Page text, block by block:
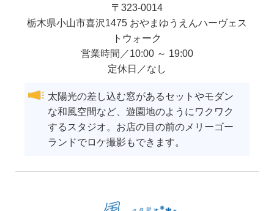
〒 323-0014
栃木県小山市喜沢1475 おやまゆうえんハーヴェス
トウォーク
営業時間／10:00 ～ 19:00
定休日／なし
太陽光の差し込む窓があるセットやモダン
な和風空間など、遊園地のようにワクワク
するスタジオ。お店の目の前のメリーゴー
ランドでロケ撮影もできます。